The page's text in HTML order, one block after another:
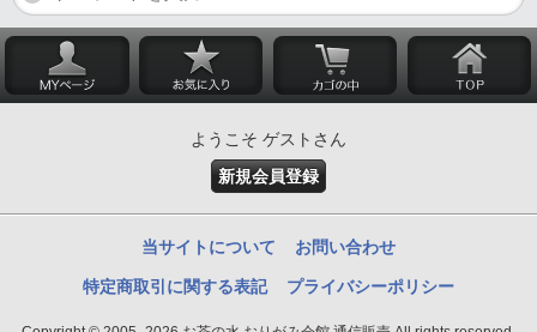
ようこそ ゲストさん
新規会員登録
当サイトについて お問い合わせ
特定商取引に関する表記 プライバシーポリシー